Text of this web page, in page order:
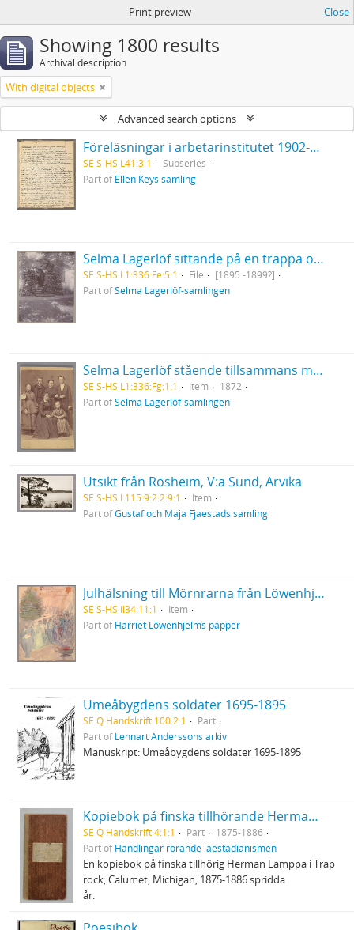
Print preview Close
Showing 1800 results
Archival description
With digital objects
Advanced search options
Föreläsningar i arbetarinstitutet 1902-03. Det europeiska inflytandet på den svenska litteraturen. [Betecknad II. Medeltid och renässans].
SE S-HS L41:3:1
Subseries
Part ofEllen Keys samling
Selma Lagerlöf sittande på en trappa omgiven av grönska på Nääs
SE S-HS L1:336:Fe:5:1 File
[1895 -1899?]
Part ofSelma Lagerlöf-samlingen
Selma Lagerlöf stående tillsammans med sin mor och sina syskon
SE S-HS L1:336:Fg:1:1 Item
1872
Part ofSelma Lagerlöf-samlingen
Utsikt från Rösheim, V:a Sund, Arvika
SE S-HS L115:9:2:2:9:1
Item
Part ofGustaf och Maja Fjaestads samling
Julhälsning till Mörnrarna från Löwenhjelmarna
SE S-HS Il34:11:1
Item
Part ofHarriet Löwenhjelms papper
Umeåbygdens soldater 1695-1895
SE Q Handskrift 100:2:1
Part
Part ofLennart Anderssons arkiv
Manuskript: Umeåbygdens soldater 1695-1895
Kopiebok på finska tillhörande Herman Lamppa
SE Q Handskrift 4:1:1 Part
1875-1886
Part ofHandlingar rörande laestadianismen
En kopiebok på finska tillhörig Herman Lamppa i Trap
rock, Calumet, Michigan, 1875-1886 spridda
år.